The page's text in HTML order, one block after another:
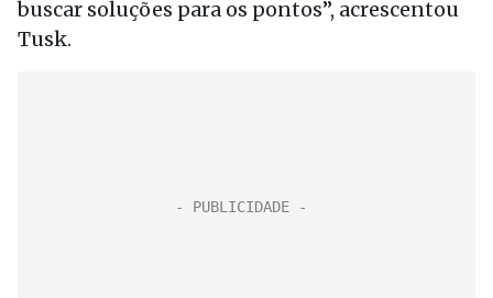
buscar soluções para os pontos”, acrescentou
Tusk.